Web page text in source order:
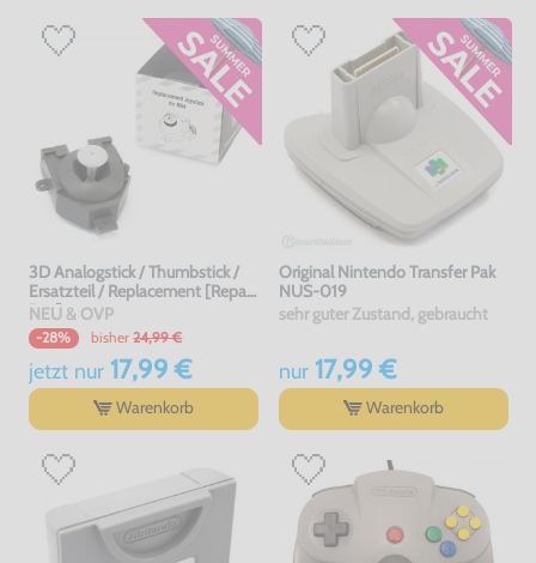
3D Analogstick / Thumbstick /
Ersatzteil / Replacement [Repair
Box]
NEU & OVP
-28% bisher 24,99 €
jetzt nur17,99 €
Warenkorb
Original Nintendo Transfer Pak
NUS-019
sehr guter Zustand, gebraucht
nur17,99 €
Warenkorb